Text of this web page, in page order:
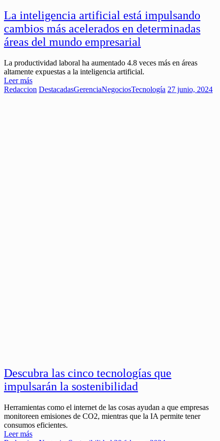
La inteligencia artificial está impulsando
cambios más acelerados en determinadas
áreas del mundo empresarial
La productividad laboral ha aumentado 4.8 veces más en áreas
altamente expuestas a la inteligencia artificial.
Leer más
Redaccion DestacadasGerenciaNegociosTecnología 27 junio, 2024
Descubra las cinco tecnologías que
impulsarán la sostenibilidad
Herramientas como el internet de las cosas ayudan a que empresas
monitoreen emisiones de CO2, mientras que la IA permite tener
consumos eficientes.
Leer más